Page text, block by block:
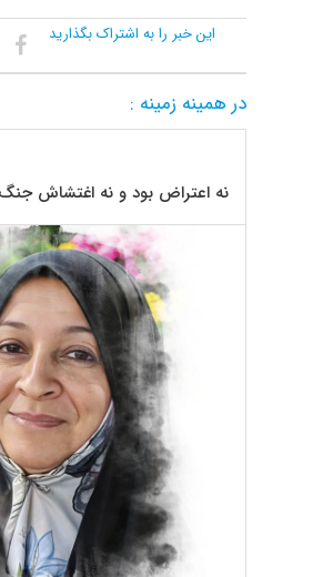
این خبر را به اشتراک بگذارید
در همینه زمینه :
نه اعتراض بود و نه اغتشاش